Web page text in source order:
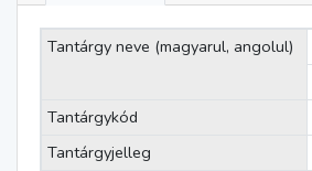
Tantárgy neve (magyarul, angolul)
Tantárgykód
Tantárgyjelleg